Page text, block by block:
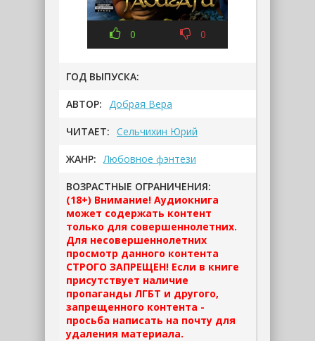
0 0
ГОД ВЫПУСКА:
АВТОР: Добрая Вера
ЧИТАЕТ: Сельчихин Юрий
ЖАНР: Любовное фэнтези
ВОЗРАСТНЫЕ ОГРАНИЧЕНИЯ:
(18+) Внимание! Аудиокнига
может содержать контент
только для совершеннолетних.
Для несовершеннолетних
просмотр данного контента
СТРОГО ЗАПРЕЩЕН! Если в книге
присутствует наличие
пропаганды ЛГБТ и другого,
запрещенного контента -
просьба написать на почту для
удаления материала.